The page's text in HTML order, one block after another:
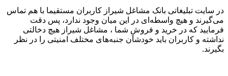
در سایت تبلیغاتی بانک مشاغل شیراز کاربران مستقیما با هم تماس
می‌گیرند و هیچ واسطه‌ای در این میان وجود ندارد، پس دقت
فرمایید که در خرید و فروشِ شما ، مشاغل شیراز هیچ دخالتی
نداشته و کاربران باید خودشان جنبه‌های مختلف امنیتی را در نظر
بگیرند.